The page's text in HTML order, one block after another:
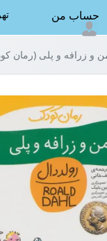
حساب من
و زرافه و پلی (رمان